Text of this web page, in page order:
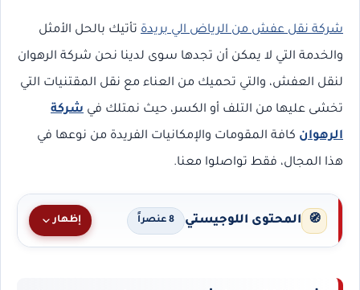
شركة نقل عفش من الرياض الي بريدة تأتيك بالحل الأمثل
والخدمة التي لا يمكن أن تجدها سوى لدينا نحن شركة الرهوان
لنقل العفش، والتي تحميك من العناء مع نقل المقتنيات التي
تخشى عليها من التلف أو الكسر، حيث نمتلك في شركة
الرهوان كافة المقومات والإمكانيات الفريدة من نوعها في
هذا المجال، فقط تواصلوا معنا.
🧭 المحتوى اللوجيستي 8 عنصراً إظهار